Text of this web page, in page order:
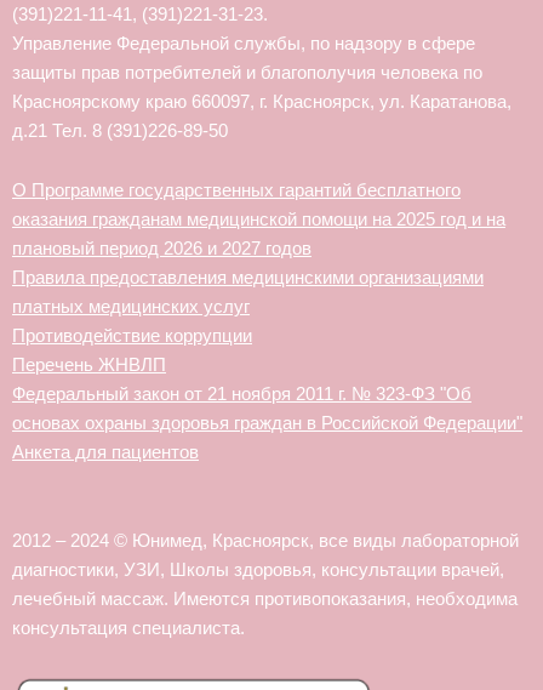
(391)221-11-41, (391)221-31-23.
Управление Федеральной службы, по надзору в сфере
защиты прав потребителей и благополучия человека по
Красноярскому краю 660097, г. Красноярск, ул. Каратанова,
д.21 Тел. 8 (391)226-89-50
О Программе государственных гарантий бесплатного
оказания гражданам медицинской помощи на 2025 год и на
плановый период 2026 и 2027 годов
Правила предоставления медицинскими организациями
платных медицинских услуг
Противодействие коррупции
Перечень ЖНВЛП
Федеральный закон от 21 ноября 2011 г. № 323-ФЗ "Об
основах охраны здоровья граждан в Российской Федерации"
Анкета для пациентов
2012 – 2024 © Юнимед, Красноярск, все виды лабораторной
диагностики, УЗИ, Школы здоровья, консультации врачей,
лечебный массаж. Имеются противопоказания, необходима
консультация специалиста.